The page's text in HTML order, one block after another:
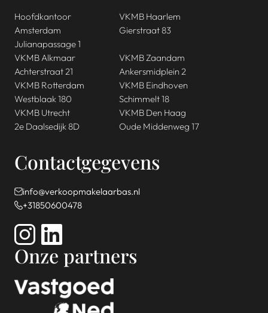
Hoofdkantoor
Amsterdam
Julianapassage 1
VKMB Haarlem
Gierstraat 83
VKMB Alkmaar
Achterstraat 21
VKMB Zaandam
Ankersmidplein 2
VKMB Rotterdam
Westblaak 180
VKMB Eindhoven
Schimmelt 18
VKMB Utrecht
2e Daalsedijk 8D
VKMB Den Haag
Oude Middenweg 17
Contactgegevens
info@verkoopmakelaarbas.nl
+31850600478
Onze partners